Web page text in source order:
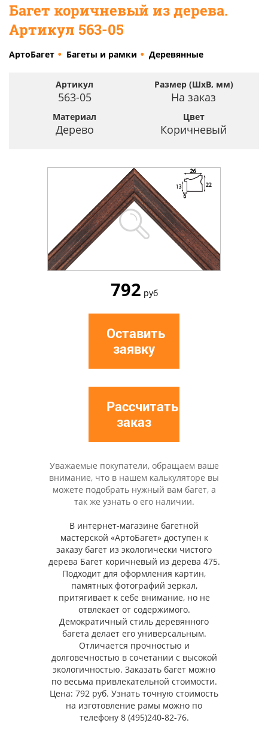
Багет коричневый из дерева.
Артикул 563-05
АртоБагет Багеты и рамки Деревянные
Артикул
563-05
Размер (ШхВ, мм)
На заказ
Материал
Дерево
Цвет
Коричневый
792 руб
Оставить
заявку
Рассчитать
заказ
Уважаемые покупатели, обращаем ваше
внимание, что в нашем калькуляторе вы
можете подобрать нужный вам багет, а
так же узнать о его наличии.
В интернет-магазине багетной
мастерской «АртоБагет» доступен к
заказу багет из экологически чистого
дерева Багет коричневый из дерева 475.
Подходит для оформления картин,
памятных фотографий зеркал,
притягивает к себе внимание, но не
отвлекает от содержимого.
Демократичный стиль деревянного
багета делает его универсальным.
Отличается прочностью и
долговечностью в сочетании с высокой
экологичностью. Заказать багет можно
по весьма привлекательной стоимости.
Цена: 792 руб. Узнать точную стоимость
на изготовление рамы можно по
телефону 8 (495)240-82-76.